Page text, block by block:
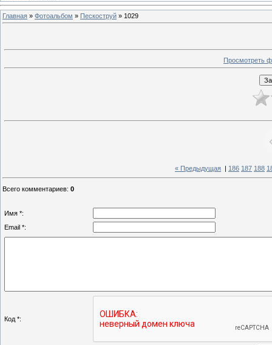
Главная » Фотоальбом » Пескоструй » 1029
Просмотреть
« Предыдущая 186 187 188
Всего комментариев: 0
Имя *:
Email *:
Код *: